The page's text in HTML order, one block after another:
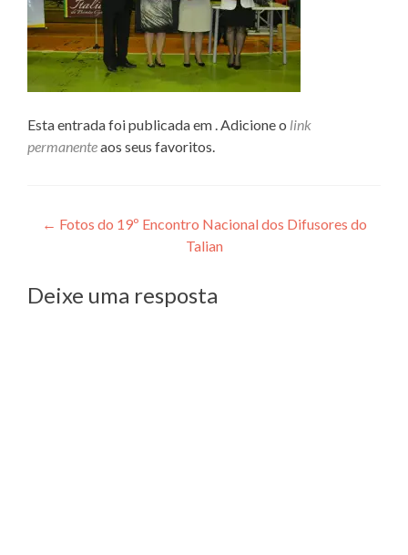
Esta entrada foi publicada em . Adicione o link
permanenteaos seus favoritos.
Navegação
Post
← Fotos do 19º Encontro Nacional dos Difusores do
Talian
Deixe uma resposta